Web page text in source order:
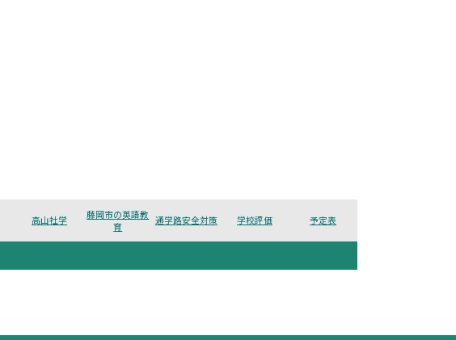
高山社学
藤岡市の英語教
育
通学路安全対策 学校評価 予定表